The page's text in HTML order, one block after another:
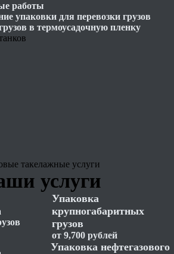
работы
упаковки для перевозки грузов
в термоусадочную пленку
такелажные услуги
услуги
Упаковка
крупногабаритных
грузов
от 9,700 рублей
Упаковка нефтегазового